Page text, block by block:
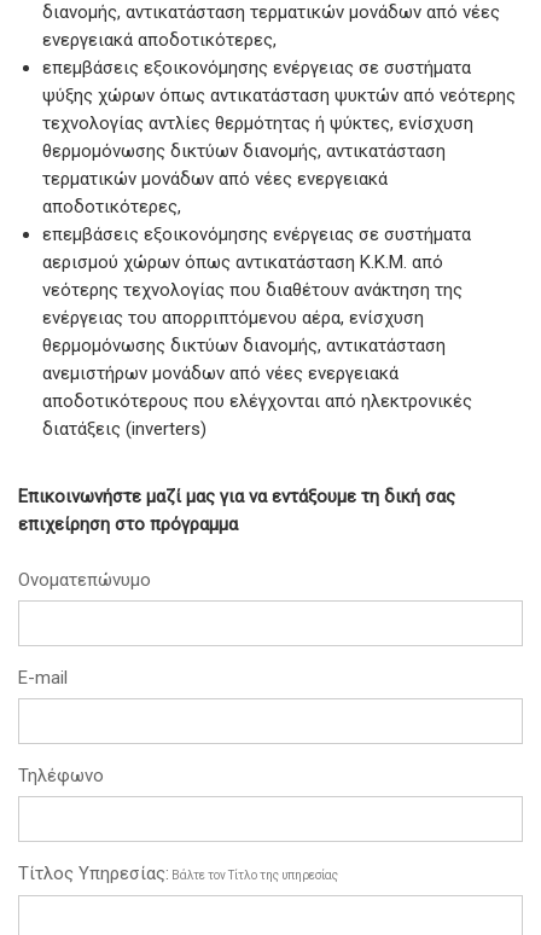
διανομής, αντικατάσταση τερματικών μονάδων από νέες
ενεργειακά αποδοτικότερες,
επεμβάσεις εξοικονόμησης ενέργειας σε συστήματα
ψύξης χώρων όπως αντικατάσταση ψυκτών από νεότερης
τεχνολογίας αντλίες θερμότητας ή ψύκτες, ενίσχυση
θερμομόνωσης δικτύων διανομής, αντικατάσταση
τερματικών μονάδων από νέες ενεργειακά
αποδοτικότερες,
επεμβάσεις εξοικονόμησης ενέργειας σε συστήματα
αερισμού χώρων όπως αντικατάσταση Κ.Κ.Μ. από
νεότερης τεχνολογίας που διαθέτουν ανάκτηση της
ενέργειας του απορριπτόμενου αέρα, ενίσχυση
θερμομόνωσης δικτύων διανομής, αντικατάσταση
ανεμιστήρων μονάδων από νέες ενεργειακά
αποδοτικότερους που ελέγχονται από ηλεκτρονικές
διατάξεις (inverters)
Επικοινωνήστε μαζί μας για να εντάξουμε τη δική σας
επιχείρηση στο πρόγραμμα
Ονοματεπώνυμο
E-mail
Τηλέφωνο
Τίτλος Υπηρεσίας: Βάλτε τον Τίτλο της υπηρεσίας